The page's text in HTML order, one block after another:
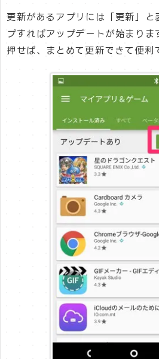
更新があるアプリには「更新」と
プすればアップデートが始まりま
押せば、まとめて更新できて便利